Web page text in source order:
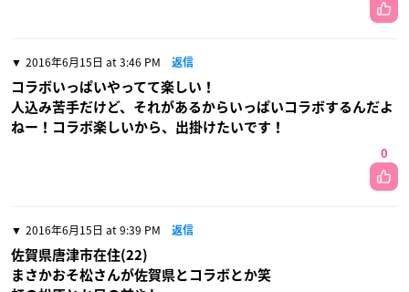
2016年6月15日 at 3:46 PM 返信
コラボいっぱいやってて楽しい！
人込み苦手だけど、それがあるからいっぱいコラボするんだよ
ねー！コラボ楽しいから、出掛けたいです！
0
2016年6月15日 at 9:39 PM 返信
佐賀県唐津市在住(22)
まさかおそ松さんが佐賀県とコラボとか笑